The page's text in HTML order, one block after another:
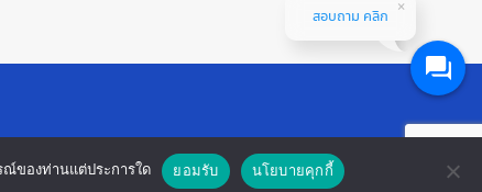
ณ์ของท่านแต่ประการใด ยอมรับ นโยบายคุกกี้
สอบถาม คลิก